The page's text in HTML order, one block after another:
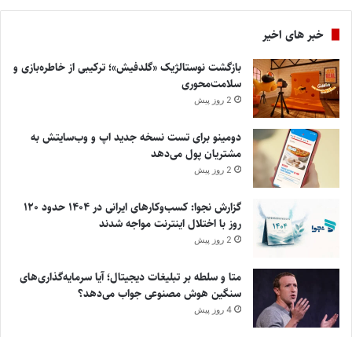
خبر های اخیر
بازگشت نوستالژیک «گلدفیش»؛ ترکیبی از خاطره‌بازی و
سلامت‌محوری
2 روز پیش
دومینو برای تست نسخه جدید اپ و وب‌سایتش به
مشتریان پول می‌دهد
2 روز پیش
گزارش نجوا: کسب‌وکارهای ایرانی در ۱۴۰۴ حدود ۱۲۰
روز با اختلال اینترنت مواجه شدند
2 روز پیش
متا و سلطه بر تبلیغات دیجیتال؛ آیا سرمایه‌گذاری‌های
سنگین هوش مصنوعی جواب می‌دهد؟
4 روز پیش